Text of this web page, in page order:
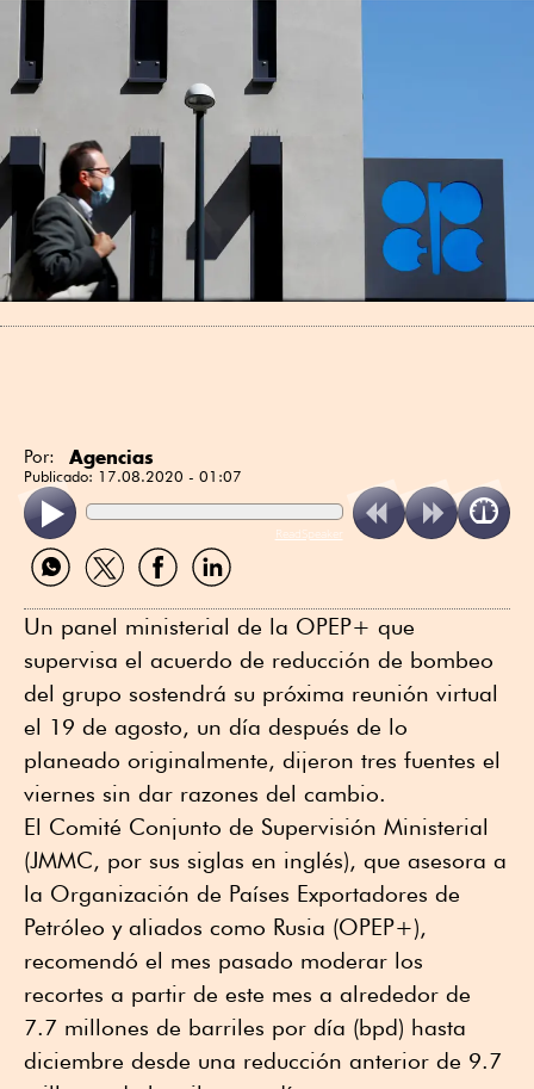
Por: Agencias
Publicado: 17.08.2020 - 01:07
ReadSpeaker
Compartir
por
Compartir
por
Compartir
por
Compartir
por
Un panel ministerial de la OPEP+ que
supervisa el acuerdo de reducción de bombeo
del grupo sostendrá su próxima reunión virtual
el 19 de agosto, un día después de lo
planeado originalmente, dijeron tres fuentes el
viernes sin dar razones del cambio.
El Comité Conjunto de Supervisión Ministerial
(JMMC, por sus siglas en inglés), que asesora a
la Organización de Países Exportadores de
Petróleo y aliados como Rusia (OPEP+),
recomendó el mes pasado moderar los
recortes a partir de este mes a alrededor de
7.7 millones de barriles por día (bpd) hasta
diciembre desde una reducción anterior de 9.7